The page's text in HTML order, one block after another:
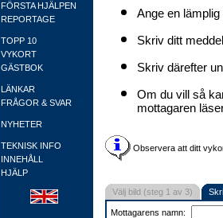
FÖRSTA HJÄLPEN
REPORTAGE
TOPP 10
VYKORT
GÄSTBOK
LÄNKAR
FRÅGOR & SVAR
NYHETER
TEKNISK INFO
INNEHÅLL
HJÄLP
Ange en lämplig
Skriv ditt
Skriv därefter
Om du vill så
mottagaren
Observera att ditt
Välj bild (steg 1 av 3)
Mottagarens namn: